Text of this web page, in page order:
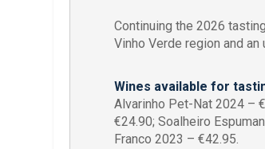
Continuing the 2026
Vinho Verde region and
Wines available for
Alvarinho Pet-Nat 2024 –
€24.90; Soalheiro
Franco 2023 – €42.95.